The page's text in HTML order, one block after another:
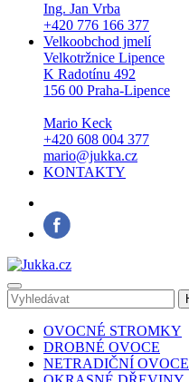
Ing. Jan Vrba
+420 776 166 377
Velkoobchod jmelí
Velkotržnice Lipence
K Radotínu 492
156 00 Praha-Lipence
Mario Keck
+420 608 004 377
mario@jukka.cz
KONTAKTY
OVOCNÉ STROMKY
DROBNÉ OVOCE
NETRADIČNÍ OVOCE